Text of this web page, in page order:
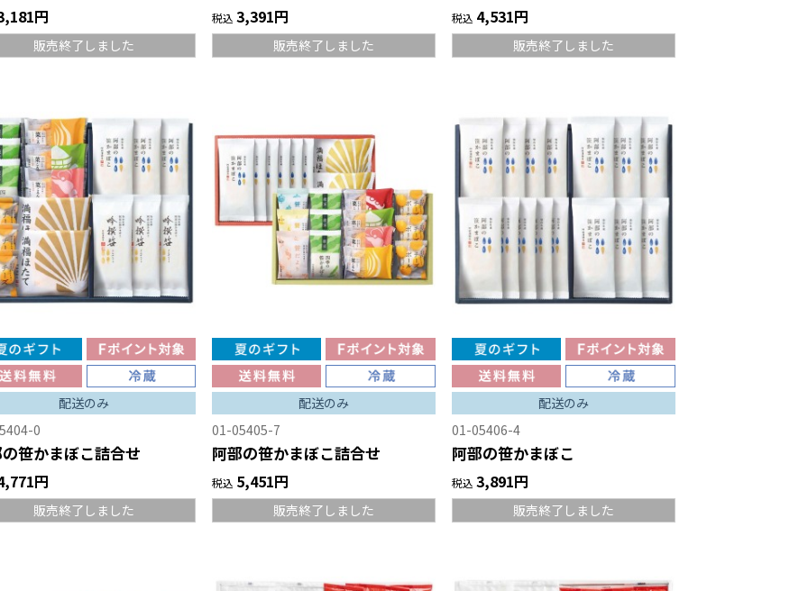
円
販売終了しました
税込 3,391円
販売終了しました
税込 4,531円
販売終了しました
配送のみ
0
笹かまぼこ詰合せ
円
販売終了しました
配送のみ
01-05405-7
阿部の笹かまぼこ詰合せ
税込 5,451円
販売終了しました
配送のみ
01-05406-4
阿部の笹かまぼこ
税込 3,891円
販売終了しました